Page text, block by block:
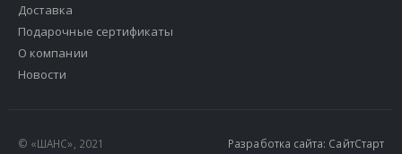
Доставка
Подарочные сертификаты
О компании
Новости
© «ШАНС», 2021 Разработка сайта: СайтСтарт